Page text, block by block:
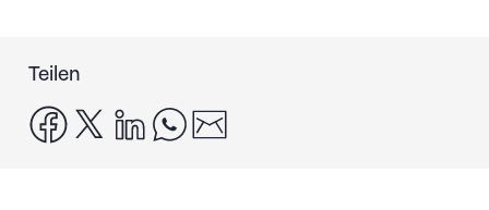
Teilen
facebook
x linkedinwhatsapp